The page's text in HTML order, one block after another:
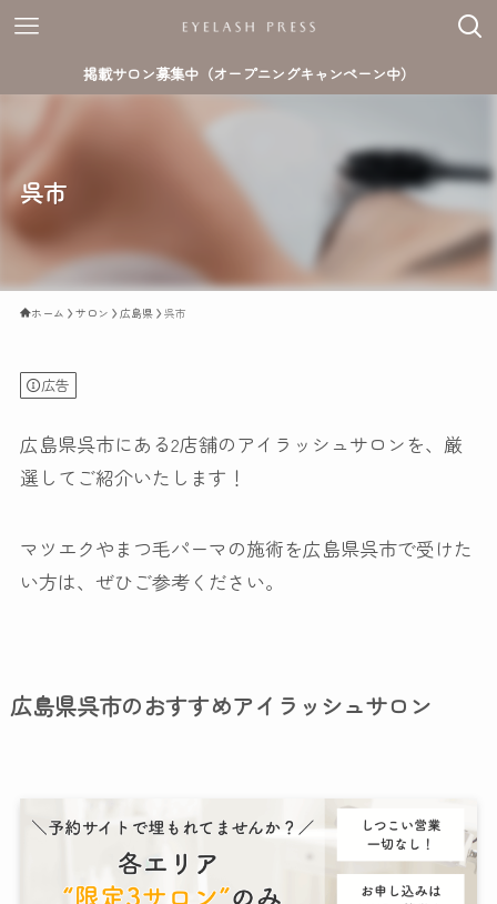
掲載サロン募集中（オープニングキャンペーン中）
呉市
ホーム サロン 広島県 呉市
広告
広島県呉市にある2店舗のアイラッシュサロンを、厳
選してご紹介いたします！
マツエクやまつ毛パーマの施術を広島県呉市で受けた
い方は、ぜひご参考ください。
広島県呉市のおすすめアイラッシュサロン